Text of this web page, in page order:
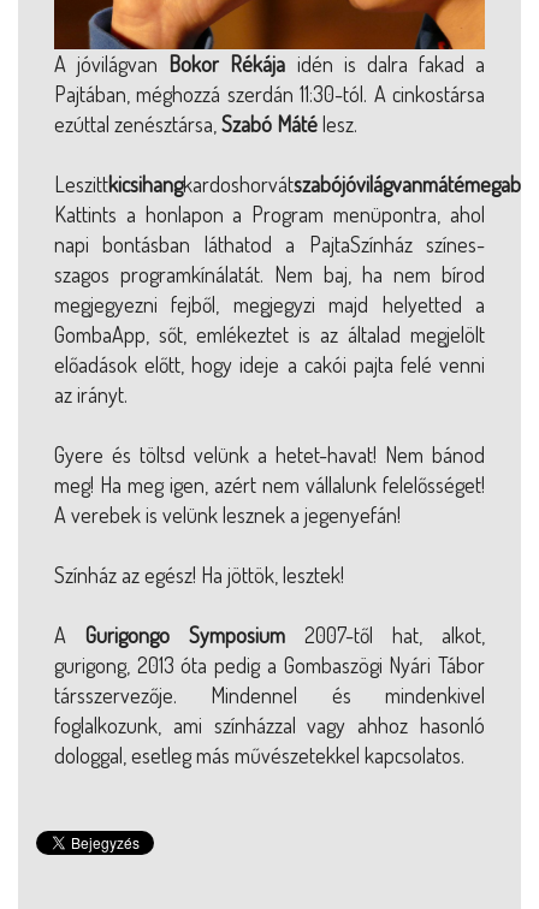
A jóvilágvan Bokor Rékája idén is dalra fakad a
Pajtában, méghozzá szerdán 11:30-tól. A cinkostársa
ezúttal zenésztársa, Szabó Mátélesz.
Leszittkicsihangkardoshorvát
Kattints a honlapon a Program menüpontra, ahol
napi bontásban láthatod a PajtaSzínház színes-
szagos programkínálatát. Nem baj, ha nem bírod
megjegyezni fejből, megjegyzi majd helyetted a
GombaApp, sőt, emlékeztet is az általad megjelölt
előadások előtt, hogy ideje a cakói pajta felé venni
az irányt.
Gyere és töltsd velünk a hetet-havat! Nem bánod
meg! Ha meg igen, azért nem vállalunk felelősséget!
A verebek is velünk lesznek a jegenyefán!
Színház az egész! Ha jöttök, lesztek!
A Gurigongo Symposium 2007-től hat, alkot,
gurigong, 2013 óta pedig a Gombaszögi Nyári Tábor
társszervezője. Mindennel és mindenkivel
foglalkozunk, ami színházzal vagy ahhoz hasonló
dologgal, esetleg más művészetekkel kapcsolatos.